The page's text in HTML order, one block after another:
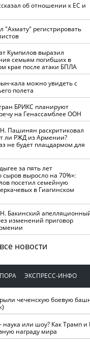
об отношении к ЕС и
"Ахмату" регистрировать
Кумпилов выразил
семьям погибших в
крае после атаки БПЛА
кала можно увидеть с
полета
БРИКС планируют
на Генассамблее ООН
Пашинян раскритиковал
ли РЖД из Армении?
не будет плацдармом для
за пять лет
сыров выросло на 70%»:
посетил семейную
в Гиагинском
Бакинский
изменений приговор
новости
ЭКСПРЕСС-ИНФО
чеченскую боевую
наука или шоу? Как Трамп и
награду мира